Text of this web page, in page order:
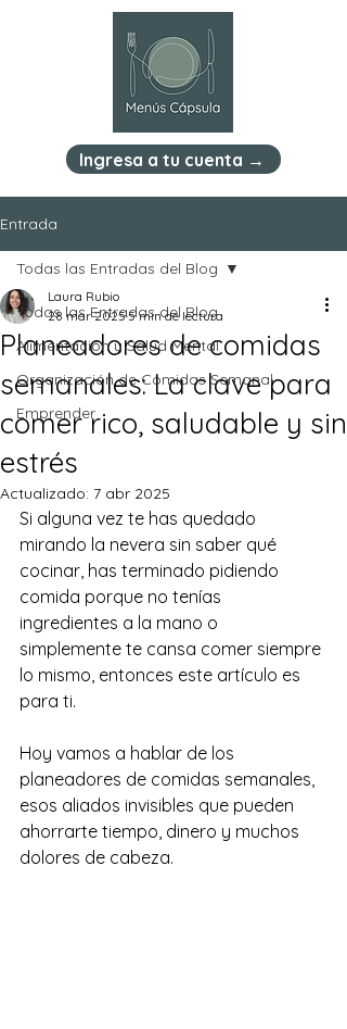
Ingresa a tu cuenta →
Entrada
Todas las Entradas del Blog
Alimentación y Salud Mental
Organización de Comidas Semanal
Emprender
Todas las Entradas del Blog
Planeadores de comidas
semanales: La clave para
comer rico, saludable y sin
estrés
Laura Rubio
28 mar 20255 min de lectura
Actualizado: 7 abr 2025
Si alguna vez te has quedado
mirando la nevera sin saber qué
cocinar, has terminado pidiendo
comida porque no tenías
ingredientes a la mano o
simplemente te cansa comer siempre
lo mismo, entonces este artículo es
para ti.
Hoy vamos a hablar de los
planeadores de comidas semanales,
esos aliados invisibles que pueden
ahorrarte tiempo, dinero y muchos
dolores de cabeza.